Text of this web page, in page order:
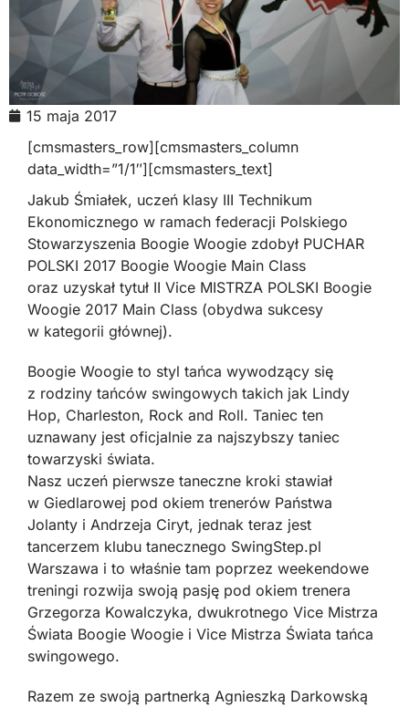
15 maja 2017
[cmsmasters_row][cmsmasters_column
data_width=”1/1″][cmsmasters_text]
Jakub Śmiałek, uczeń klasy III Technikum
Ekonomicznego w ramach federacji Polskiego
Stowarzyszenia Boogie Woogie zdobył PUCHAR
POLSKI 2017 Boogie Woogie Main Class
oraz uzyskał tytuł II Vice MISTRZA POLSKI Boogie
Woogie 2017 Main Class (obydwa sukcesy
w kategorii głównej).
Boogie Woogie to styl tańca wywodzący się
z rodziny tańców swingowych takich jak Lindy
Hop, Charleston, Rock and Roll. Taniec ten
uznawany jest oficjalnie za najszybszy taniec
towarzyski świata.
Nasz uczeń pierwsze taneczne kroki stawiał
w Giedlarowej pod okiem trenerów Państwa
Jolanty i Andrzeja Ciryt, jednak teraz jest
tancerzem klubu tanecznego SwingStep.pl
Warszawa i to właśnie tam poprzez weekendowe
treningi rozwija swoją pasję pod okiem trenera
Grzegorza Kowalczyka, dwukrotnego Vice Mistrza
Świata Boogie Woogie i Vice Mistrza Świata tańca
swingowego.
Razem ze swoją partnerką Agnieszką Darkowską